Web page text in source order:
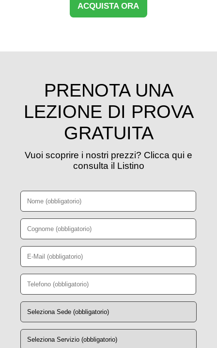
ACQUISTA ORA
PRENOTA UNA
LEZIONE DI PROVA
GRATUITA
Vuoi scoprire i nostri prezzi? Clicca qui e
consulta il Listino